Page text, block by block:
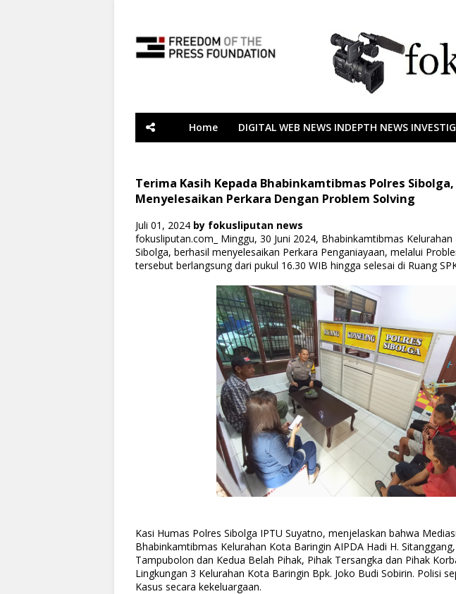
Home DIGITAL WEB NEWS INDEPTH NEWS
Terima Kasih Kepada Bhabinkamtibmas Polres
Menyelesaikan Perkara Dengan Problem Solving
Juli 01, 2024 by fokusliputan news
fokusliputan.com_ Minggu, 30 Juni 2024, Bhabinkamtibmas
Sibolga, berhasil menyelesaikan Perkara Penganiayaan, melalui
tersebut berlangsung dari pukul 16.30 WIB hingga selesai di Ruang
Kasi Humas Polres Sibolga IPTU Suyatno, menjelaskan bahwa
Bhabinkamtibmas Kelurahan Kota Baringin AIPDA Hadi H. Sitanggang,
Tampubolon dan Kedua Belah Pihak, Pihak Tersangka dan Pihak
Lingkungan 3 Kelurahan Kota Baringin Bpk. Joko Budi Sobirin. Polisi
Kasus secara kekeluargaan.